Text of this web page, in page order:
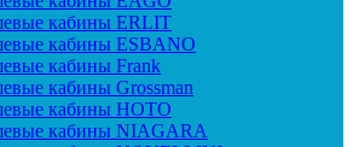
кабины ERLIT
кабины ESBANO
кабины Frank
кабины Grossman
кабины HOTO
кабины NIAGARA